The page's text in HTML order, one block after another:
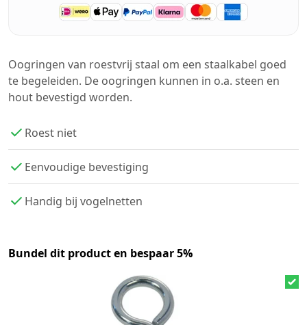
Oogringen van roestvrij staal om een staalkabel goed
te begeleiden. De oogringen kunnen in o.a. steen en
hout bevestigd worden.
Roest niet
Eenvoudige bevestiging
Handig bij vogelnetten
Bundel dit product en bespaar 5%